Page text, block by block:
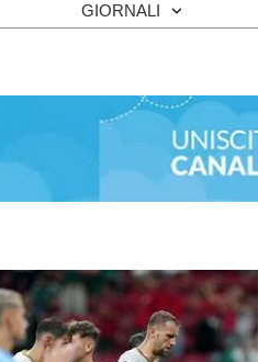
GIORNALI